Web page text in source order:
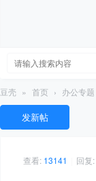
豆壳 » 首页 › 办公专题
发新帖
查看: 13141 回复: